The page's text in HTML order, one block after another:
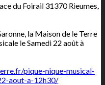
du Foirail 31370 Rieumes
la Maison de le Terre
le Samedi 22 août à
pique-nique-musical-
aout-a-12h30/